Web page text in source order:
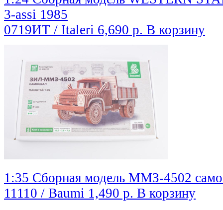
3-assi 1985
0719ИТ / Italeri 6,690 р. В корзину
1:35 Сборная модель ММЗ-4502
11110 / Baumi 1,490 р. В корзину